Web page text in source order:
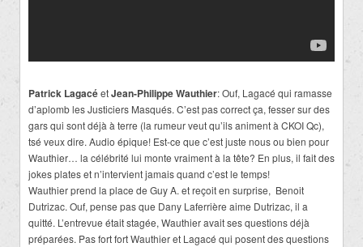
Patrick LagacéetJean-Philippe Wauthier: Ouf, Lagacé qui ramasse
d’aplomb les Justiciers Masqués. C’est pas correct ça, fesser sur des
gars qui sont déjà à terre (la rumeur veut qu’ils animent à CKOI Qc),
tsé veux dire. Audio épique! Est-ce que c’est juste nous ou bien pour
Wauthier… la célébrité lui monte vraiment à la tête? En plus, il fait des
jokes plates et n’intervient jamais quand c’est le temps!
Wauthier prend la place de Guy A. et reçoit en surprise, Benoit
Dutrizac. Ouf, pense pas que Dany Laferrière aime Dutrizac, il a
quitté. L’entrevue était stagée, Wauthier avait ses questions déjà
préparées. Pas fort fort Wauthier et Lagacé qui posent des questions